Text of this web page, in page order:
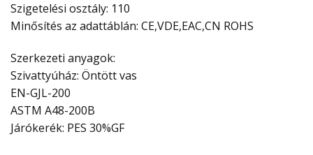
Szigetelési osztály: 110
Minősítés az adattáblán: CE,VDE,EAC,CN ROHS
Szerkezeti anyagok:
Szivattyúház: Öntött vas
EN-GJL-200
ASTM A48-200B
Járókerék: PES 30%GF